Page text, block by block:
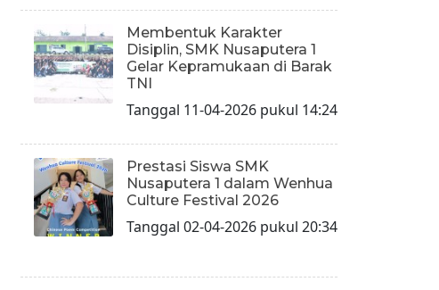
Membentuk Karakter
Disiplin, SMK Nusaputera 1
Gelar Kepramukaan di Barak
TNI
Tanggal 11-04-2026 pukul 14:24
Prestasi Siswa SMK
Nusaputera 1 dalam Wenhua
Culture Festival 2026
Tanggal 02-04-2026 pukul 20:34